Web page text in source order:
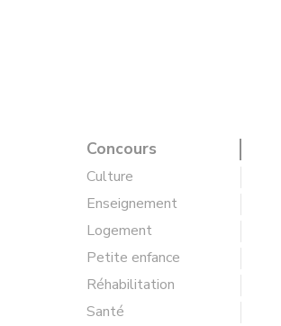
Concours
Culture
Enseignement
Logement
Petite enfance
Réhabilitation
Santé